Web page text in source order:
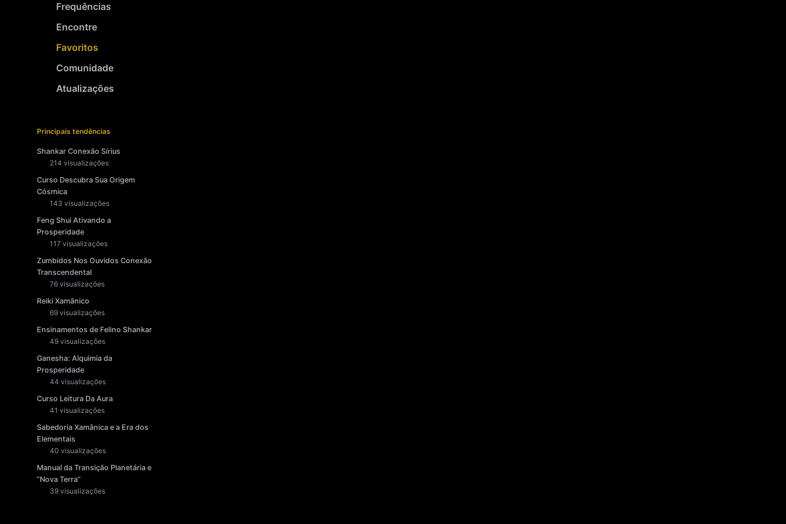
Frequências
Encontre
Favoritos
Comunidade
Atualizações
Principais tendências
Shankar Conexão Sírius
214 visualizações
Curso Descubra Sua Origem
Cósmica
143 visualizações
Feng Shui Ativando a
Prosperidade
117 visualizações
Zumbidos Nos Ouvidos Conexão
Transcendental
76 visualizações
Reiki Xamânico
69 visualizações
Ensinamentos de Felino Shankar
49 visualizações
Ganesha: Alquimia da
Prosperidade
44 visualizações
Curso Leitura Da Aura
41 visualizações
Sabedoria Xamânica e a Era dos
Elementais
40 visualizações
Manual da Transição Planetária e
“Nova Terra”
39 visualizações